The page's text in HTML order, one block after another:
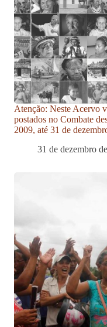
Atenção: Neste Acervo
postados no Combate
2009, até 31 de
31 de dezembro